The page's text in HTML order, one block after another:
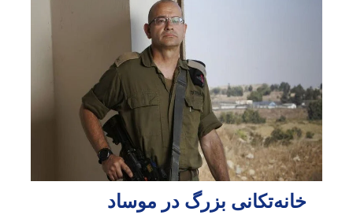
خانه‌تکانی بزرگ در موساد